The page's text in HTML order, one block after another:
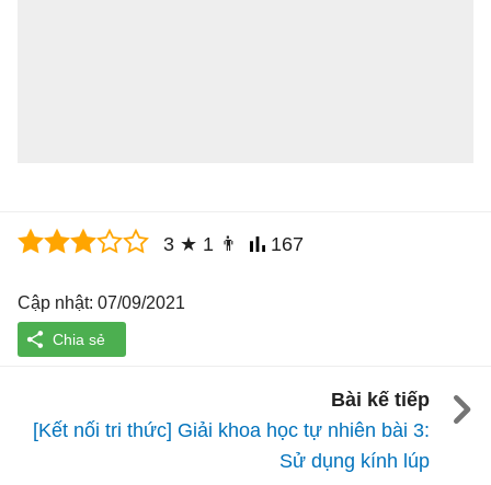
3 ★ 1 👨 167
Cập nhật: 07/09/2021
Bài kế tiếp
[Kết nối tri thức] Giải khoa học tự nhiên bài 3:
Sử dụng kính lúp